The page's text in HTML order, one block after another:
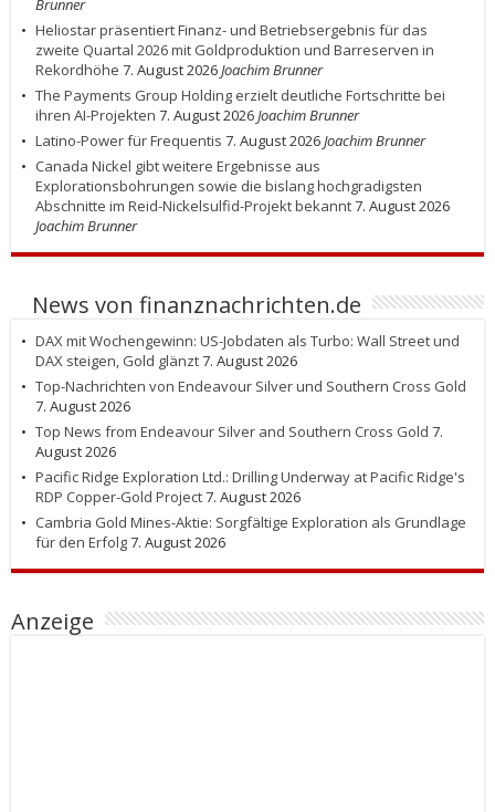
Brunner
Heliostar präsentiert Finanz- und Betriebsergebnis für das
zweite Quartal 2026 mit Goldproduktion und Barreserven in
Rekordhöhe 7. August 2026Joachim Brunner
The Payments Group Holding erzielt deutliche Fortschritte bei
ihren AI-Projekten 7. August 2026Joachim Brunner
Latino-Power für Frequentis 7. August 2026Joachim Brunner
Canada Nickel gibt weitere Ergebnisse aus
Explorationsbohrungen sowie die bislang hochgradigsten
Abschnitte im Reid-Nickelsulfid-Projekt bekannt7. August 2026
Joachim Brunner
News von finanznachrichten.de
DAX mit Wochengewinn: US-Jobdaten als Turbo: Wall Street und
DAX steigen, Gold glänzt7. August 2026
Top-Nachrichten von Endeavour Silver und Southern Cross Gold
7. August 2026
Top News from Endeavour Silver and Southern Cross Gold 7.
August 2026
Pacific Ridge Exploration Ltd.: Drilling Underway at Pacific Ridge's
RDP Copper-Gold Project7. August 2026
Cambria Gold Mines-Aktie: Sorgfältige Exploration als Grundlage
für den Erfolg7. August 2026
Anzeige